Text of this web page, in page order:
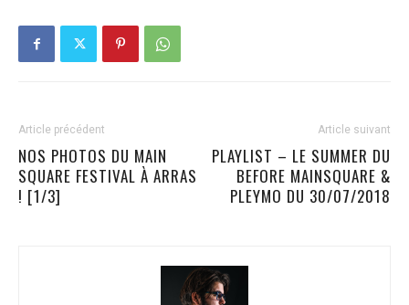
Article précédent
NOS PHOTOS DU MAIN
SQUARE FESTIVAL À ARRAS
! [1/3]
Article suivant
PLAYLIST – LE SUMMER DU
BEFORE MAINSQUARE &
PLEYMO DU 30/07/2018